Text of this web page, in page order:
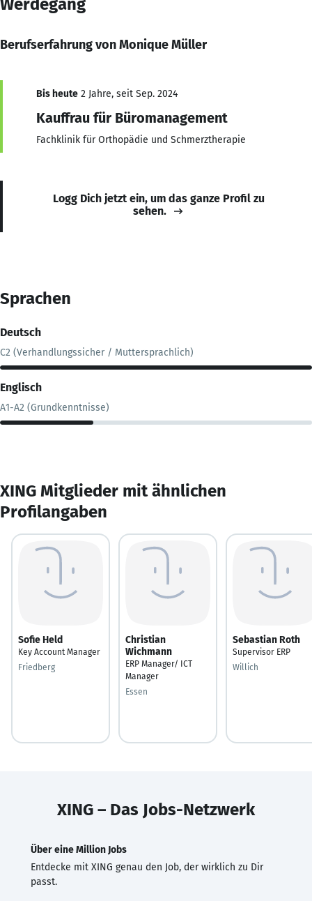
Berufserfahrung von Monique Müller
Bis heute 2 Jahre, seit Sep. 2024
Kauffrau für Büromanagement
Fachklinik für Orthopädie und Schmerztherapie
Logg Dich jetzt ein, um das ganze Profil zu
sehen.
Sprachen
Deutsch
C2 (Verhandlungssicher / Muttersprachlich)
Englisch
A1-A2 (Grundkenntnisse)
XING Mitglieder mit ähnlichen
Profilangaben
Sofie Held
Key Account Manager
Friedberg
Christian
Wichmann
ERP Manager/ ICT
Manager
Essen
Sebastian Roth
Supervisor ERP
Willich
XING – Das Jobs-Netzwerk
Über eine Million Jobs
Entdecke mit XING genau den Job, der wirklich zu Dir
passt.